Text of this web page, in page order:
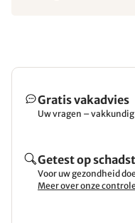
Gratis vakadvies
Uw vragen –
Getest op
Voor uw gezondheid
Meer over onze